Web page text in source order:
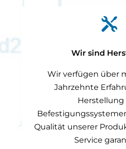

Wir sind
Wir verfügen über
Jahrzehnte
Herstellung
Qualität unserer
Service